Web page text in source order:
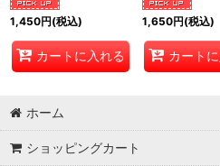
1,450円(税込)
カートに入れる
1,650円(税込)
カート
ホーム
ショッピングカート